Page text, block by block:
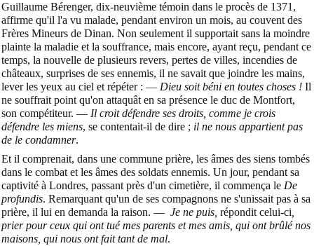
Guillaume Bérenger, dix-neuvième témoin dans le procès de 1371,
affirme qu'il l'a vu malade, pendant environ un mois, au couvent des
Frères Mineurs de Dinan. Non seulement il supportait sans la moindre
plainte la maladie et la souffrance, mais encore, ayant reçu, pendant ce
temps, la nouvelle de plusieurs revers, pertes de villes, incendies de
châteaux, surprises de ses ennemis, il ne savait que joindre les mains,
lever les yeux au ciel et répéter : — Dieu soit béni en toutes choses ! Il
ne souffrait point qu'on attaquât en sa présence le duc de Montfort,
son compétiteur. — Il croit défendre ses droits, comme je crois
défendre les miens, se contentait-il de dire ; il ne nous appartient pas
de le condamner.
Et il comprenait, dans une commune prière, les âmes des siens tombés
dans le combat et les âmes des soldats ennemis. Un jour, pendant sa
captivité à Londres, passant près d'un cimetière, il commença le De
profundis. Remarquant qu'un de ses compagnons ne s'unissait pas à sa
prière, il lui en demanda la raison. — Je ne puis, répondit celui-ci
prier pour ceux qui ont tué mes parents et mes amis, qui ont brûlé nos
maisons, qui nous ont fait tant de mal.